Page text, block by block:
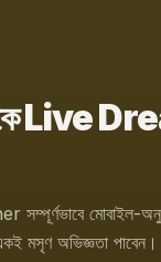
Live
মোবাইল-
মসৃণ অভিজ্ঞতা পাবেন।